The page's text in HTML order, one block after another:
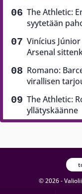
The Athletic:
syytetään
Vinícius
Arsenal
Romano:
virallisen
The Athletic:
yllätyskäänne
© 2026 -